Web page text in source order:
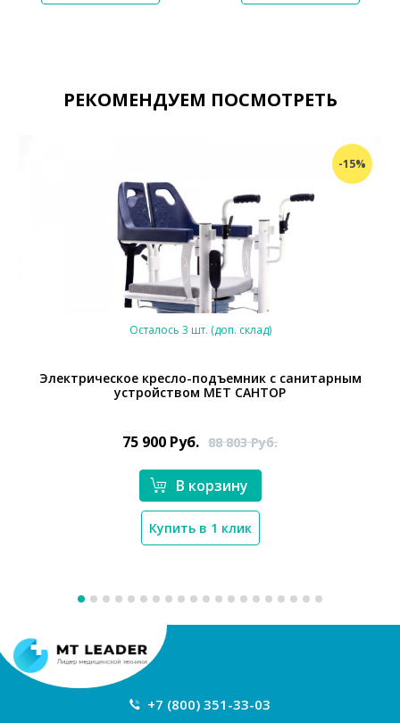
РЕКОМЕНДУЕМ ПОСМОТРЕТЬ
-15%
Осталось 3 шт. (доп. склад)
Электрическое кресло-подъемник с санитарным
устройством МЕТ САНТОР
75 900 Руб. 88 803Руб.
В корзину
Купить в 1 клик
Ваш регион:
+7 (800) 351-33-03